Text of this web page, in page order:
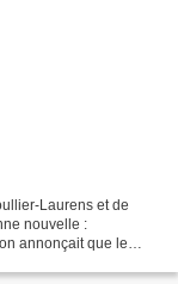
Laurens et de
nouvelle :
annonçait que le